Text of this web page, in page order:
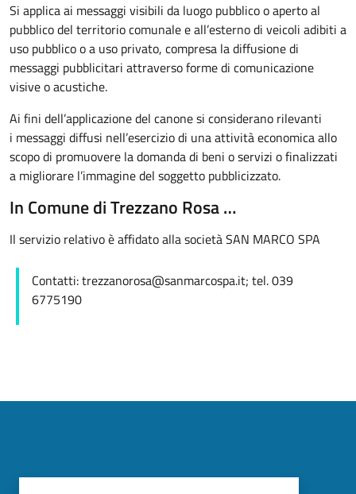
Si applica ai messaggi visibili da luogo pubblico o aperto al
pubblico del territorio comunale e all’esterno di veicoli adibiti a
uso pubblico o a uso privato, compresa la diffusione di
messaggi pubblicitari attraverso forme di comunicazione
visive o acustiche.
Ai fini dell’applicazione del canone si considerano rilevanti
i messaggi diffusi nell’esercizio di una attività economica allo
scopo di promuovere la domanda di beni o servizi o finalizzati
a migliorare l’immagine del soggetto pubblicizzato.
In Comune di Trezzano Rosa …
Il servizio relativo è affidato alla società SAN MARCO SPA
Contatti:trezzanorosa@sanmarcospa.it; tel. 039
6775190